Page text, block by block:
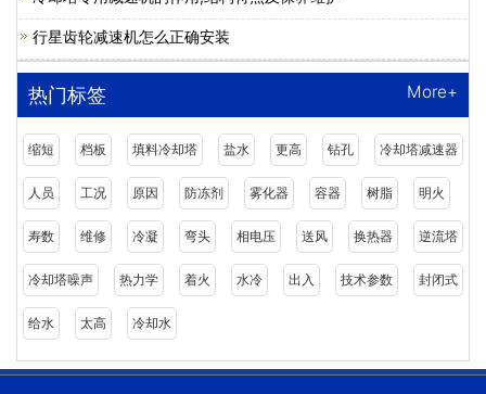
行星齿轮减速机怎么正确安装
热门标签 More+
缩短 档板 填料冷却塔 盐水 更高 钻孔 冷却塔减速器
人员 工况 原因 防冻剂 雾化器 容器 树脂 明火
寿数 维修 冷凝 弯头 相电压 送风 换热器 逆流塔
冷却塔噪声 热力学 着火 水冷 出入 技术参数 封闭式
给水 太高 冷却水